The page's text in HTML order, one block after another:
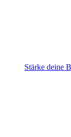
Stärke deine